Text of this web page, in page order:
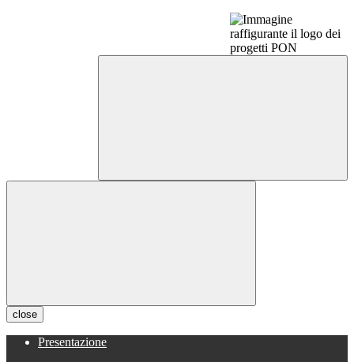
close
Presentazione